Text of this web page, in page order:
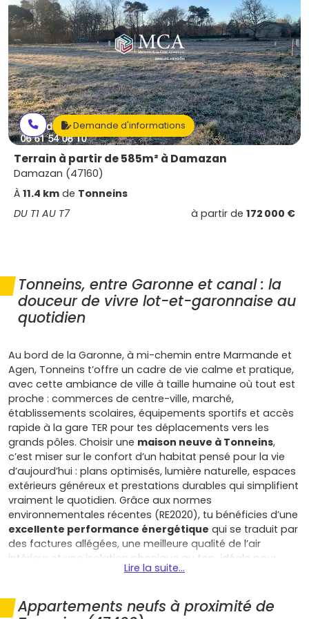
Demande d'informations
Terrain à partir de 585m² à Damazan
Damazan (47160)
À 11.4 km de Tonneins
DU T1 AU T7
à partir de 172 000 €
Tonneins, entre Garonne et canal : la
douceur de vivre lot-et-garonnaise au
quotidien
Au bord de la Garonne, à mi-chemin entre Marmande et
Agen, Tonneins t’offre un cadre de vie calme et pratique,
avec cette ambiance de ville à taille humaine où tout est
proche : commerces de centre-ville, marché,
établissements scolaires, équipements sportifs et accès
rapide à la gare TER pour tes déplacements vers les
grands pôles. Choisir une maison neuve à Tonneins,
c’est miser sur le confort d’un habitat pensé pour la vie
d’aujourd’hui : plans optimisés, lumière naturelle, espaces
extérieurs généreux et prestations durables qui simplifient
vraiment le quotidien. Grâce aux normes
environnementales récentes (RE2020), tu bénéficies d’une
excellente performance énergétique qui se traduit par
des factures allégées, une meilleure qualité de l’air
intérieur et une isolation phonique au top, idéale pour
profiter du calme des quartiers résidentiels tout en
rives de la Garonne et le Canal de Garonne tout proche,
multiplie les idées de balades, de vélo et d’activités
Lire la suite...
Appartements neufs à proximité de